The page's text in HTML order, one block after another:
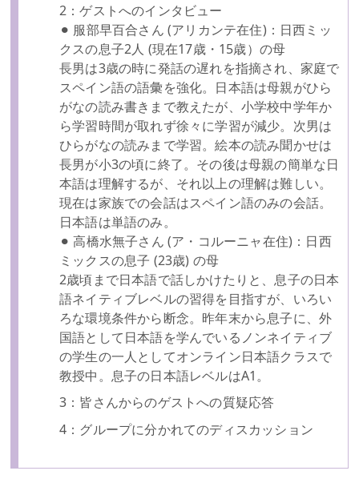
2：ゲストへのインタビュー
⚫︎ 服部早百合さん (アリカンテ在住)：日西ミッ
クスの息子2人 (現在17歳・15歳）の母
長男は3歳の時に発話の遅れを指摘され、家庭で
スペイン語の語彙を強化。日本語は母親がひら
がなの読み書きまで教えたが、小学校中学年か
ら学習時間が取れず徐々に学習が減少。次男は
ひらがなの読みまで学習。絵本の読み聞かせは
長男が小3の頃に終了。その後は母親の簡単な日
本語は理解するが、それ以上の理解は難しい。
現在は家族での会話はスペイン語のみの会話。
日本語は単語のみ。
⚫︎ 高橋水無子さん (ア・コルーニャ在住)：日西
ミックスの息子 (23歳) の母
2歳頃まで日本語で話しかけたりと、息子の日本
語ネイティブレベルの習得を目指すが、いろい
ろな環境条件から断念。昨年末から息子に、外
国語として日本語を学んでいるノンネイティブ
の学生の一人としてオンライン日本語クラスで
教授中。息子の日本語レベルはA1。
3：皆さんからのゲストへの質疑応答
4：グループに分かれてのディスカッション